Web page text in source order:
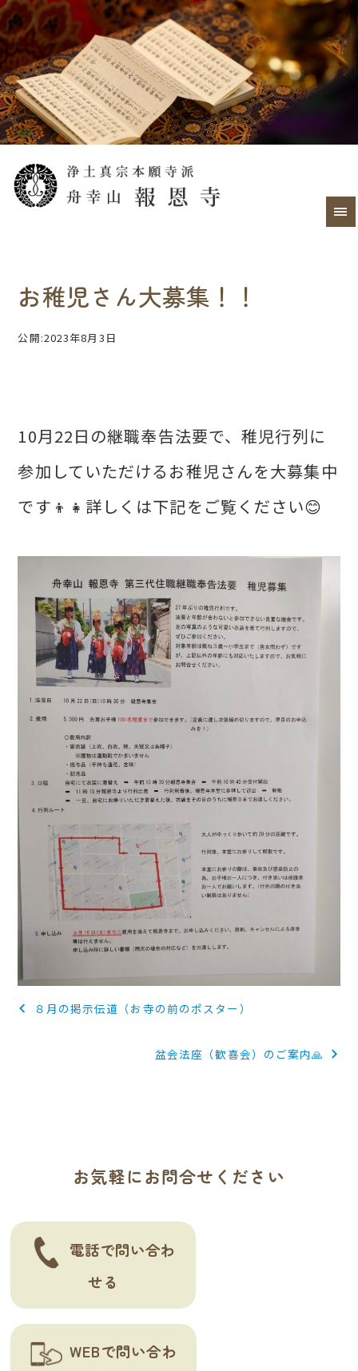
お稚児さん大募集！！
公開:2023年8月3日
10月22日の継職奉告法要で、稚児行列に
参加していただけるお稚児さんを大募集中
です👦👧詳しくは下記をご覧ください😊
投
８月の掲示伝道（お寺の前のポスター）
盆会法座（歓喜会）のご案内🙏
お気軽にお問合せください
電話で問い合わ
せる
WEBで問い合わ